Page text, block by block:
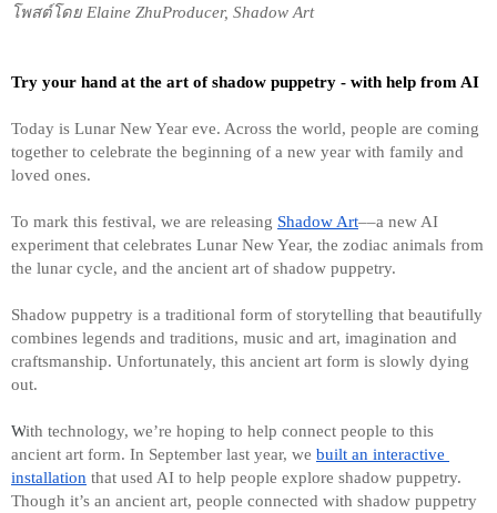
โพสต์โดย Elaine ZhuProducer, Shadow Art
Try your hand at the art of shadow puppetry - with help from AI
Today is Lunar New Year eve. Across the world, people are coming
together to celebrate the beginning of a new year with family and
loved ones.
To mark this festival, we are releasing Shadow Art––a new AI
experiment that celebrates Lunar New Year, the zodiac animals from
the lunar cycle, and the ancient art of shadow puppetry.
Shadow puppetry is a traditional form of storytelling that beautifully
combines legends and traditions, music and art, imagination and
craftsmanship. Unfortunately, this ancient art form is slowly dying
out.
With technology, we’re hoping to help connect people to this
ancient art form. In September last year, we built an interactive
installation that used AI to help people explore shadow puppetry.
Though it’s an ancient art, people connected with shadow puppetry